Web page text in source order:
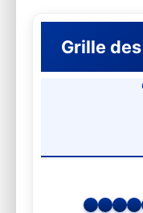
Grille